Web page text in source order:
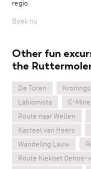
regio.
Boek nu
Other fun
the
De Toren
Labiomista
C-Mine
Route naar Wellen
Kasteel van Heers
Wandeling Lauw
Route Kiekoet Oehoe-